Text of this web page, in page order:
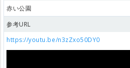
赤い公園
参考URL
https://youtu.be/n3zZxo50DY0